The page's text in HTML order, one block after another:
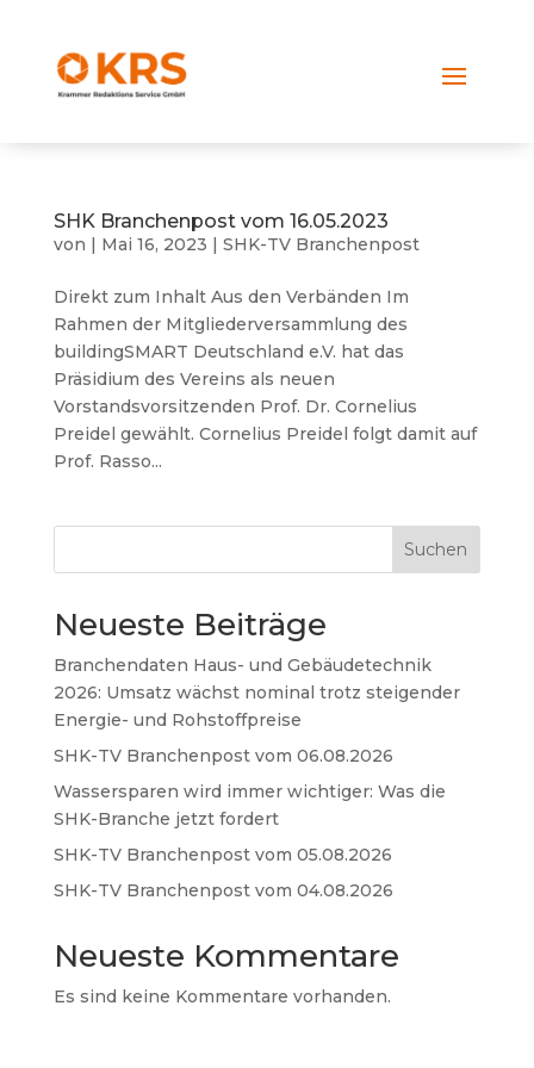
SHK Branchenpost vom 16.05.2023
von | Mai 16, 2023 | SHK-TV Branchenpost
Direkt zum Inhalt Aus den Verbänden Im
Rahmen der Mitgliederversammlung des
buildingSMART Deutschland e.V. hat das
Präsidium des Vereins als neuen
Vorstandsvorsitzenden Prof. Dr. Cornelius
Preidel gewählt. Cornelius Preidel folgt damit auf
Prof. Rasso...
Suchen
Neueste Beiträge
Branchendaten Haus- und Gebäudetechnik
2026: Umsatz wächst nominal trotz steigender
Energie- und Rohstoffpreise
SHK-TV Branchenpost vom 06.08.2026
Wassersparen wird immer wichtiger: Was die
SHK-Branche jetzt fordert
SHK-TV Branchenpost vom 05.08.2026
SHK-TV Branchenpost vom 04.08.2026
Neueste Kommentare
Es sind keine Kommentare vorhanden.